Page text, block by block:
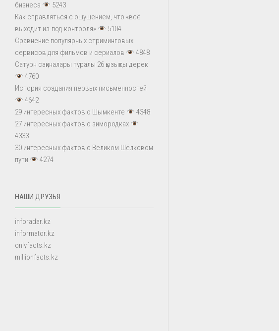
бизнеса
5243
Как справляться с ощущением, что «всё
выходит из-под контроля»
5104
Сравнение популярных стриминговых
сервисов для фильмов и сериалов
4848
Сатурн сақиналары туралы 26 қызықты дерек
4760
История создания первых письменностей
4642
29 интересных фактов о Шымкенте
4348
27 интересных фактов о зимородках
4333
30 интересных фактов о Великом Шёлковом
пути
4274
НАШИ ДРУЗЬЯ
inforadar.kz
informator.kz
onlyfacts.kz
millionfacts.kz